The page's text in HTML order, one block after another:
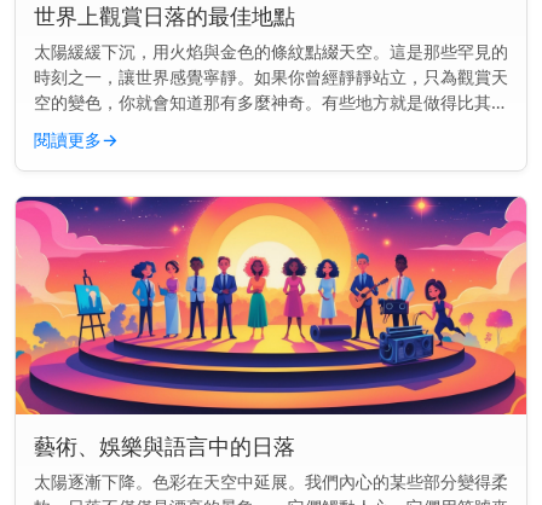
世界上觀賞日落的最佳地點
太陽緩緩下沉，用火焰與金色的條紋點綴天空。這是那些罕見的
時刻之一，讓世界感覺寧靜。如果你曾經靜靜站立，只為觀賞天
空的變色，你就會知道那有多麼神奇。有些地方就是做得比其他
地方更好。這裡的景色就像是為你而畫的一樣。 快速見解： 前
往聖托里尼、大...
閱讀更多→
藝術、娛樂與語言中的日落
太陽逐漸下降。色彩在天空中延展。我們內心的某些部分變得柔